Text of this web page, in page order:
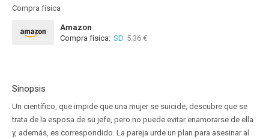
Compra física
Amazon
Compra física: SD 5.36 €
Sinopsis
Un científico, que impide que una mujer se suicide, descubre que se
trata de la esposa de su jefe, pero no puede evitar enamorarse de ella
y, además, es correspondido. La pareja urde un plan para asesinar al